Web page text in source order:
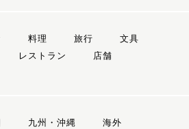
料理 旅行
文具
レストラン
店舗
九州・沖縄 海外